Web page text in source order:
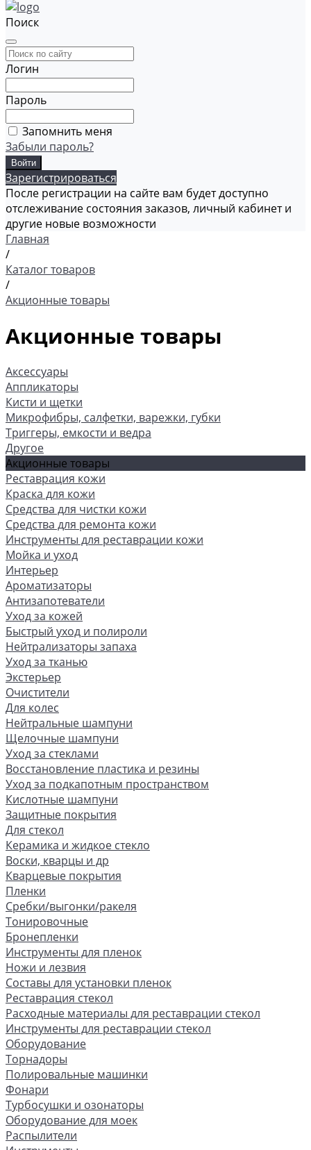
Поиск
Логин
Пароль
Запомнить меня
Забыли пароль?
Зарегистрироваться
После регистрации на сайте вам будет доступно
отслеживание состояния заказов, личный кабинет и
другие новые возможности
Главная
/
Каталог товаров
/
Акционные товары
Акционные товары
Аксессуары
Аппликаторы
Кисти и щетки
Микрофибры, салфетки, варежки, губки
Триггеры, емкости и ведра
Другое
Акционные товары
Реставрация кожи
Краска для кожи
Средства для чистки кожи
Средства для ремонта кожи
Инструменты для реставрации кожи
Мойка и уход
Интерьер
Ароматизаторы
Антизапотеватели
Уход за кожей
Быстрый уход и полироли
Нейтрализаторы запаха
Уход за тканью
Экстерьер
Очистители
Для колес
Нейтральные шампуни
Щелочные шампуни
Уход за стеклами
Восстановление пластика и резины
Уход за подкапотным пространством
Кислотные шампуни
Защитные покрытия
Для стекол
Керамика и жидкое стекло
Воски, кварцы и др
Кварцевые покрытия
Пленки
Сребки/выгонки/ракеля
Тонировочные
Бронепленки
Инструменты для пленок
Ножи и лезвия
Составы для установки пленок
Реставрация стекол
Расходные материалы для реставрации стекол
Инструменты для реставрации стекол
Оборудование
Торнадоры
Полировальные машинки
Фонари
Турбосушки и озонаторы
Оборудование для моек
Распылители